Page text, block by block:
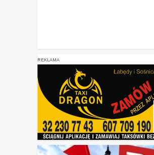
REKLAMA